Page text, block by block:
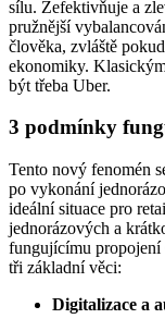
sílu. Zefektivňuje a
pružnější
člověka, zvláště
ekonomiky.
být třeba Uber.
3 podmínky
Tento nový fenomén
po vykonání
ideální situace pro
jednorázových a
fungujícímu propojení
tři základní věci:
Digitalizace a